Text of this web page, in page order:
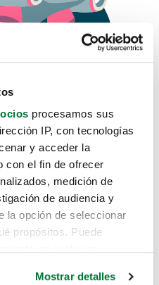
procesamos sus
IP, con tecnologías
y acceder la
con el fin de ofrecer
medición de
de audiencia y
la opción de seleccionar
propósitos. Puede
Mostrar detalles
como
aquí.
que estás
enlaces: